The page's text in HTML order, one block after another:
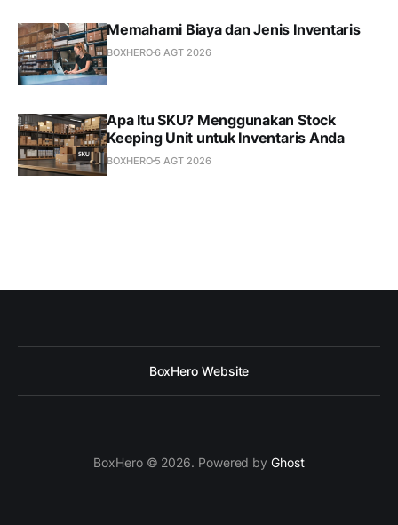
Memahami Biaya dan Jenis Inventaris
BOXHERO6 AGT 2026
Apa Itu SKU? Menggunakan Stock
Keeping Unit untuk Inventaris Anda
BOXHERO 5 AGT 2026
BoxHero Website
BoxHero © 2026. Powered byGhost